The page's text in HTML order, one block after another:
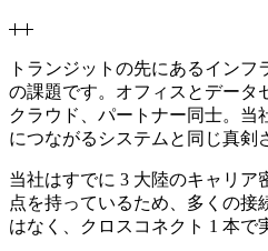
トランジットの先にあるイン
の課題です。オフィスとデータ
クラウド、パートナー同士。当
につながるシステムと同じ真剣
当社はすでに 3 大陸のキャリア
点を持っているため、多くの接
はなく、クロスコネクト 1 本で